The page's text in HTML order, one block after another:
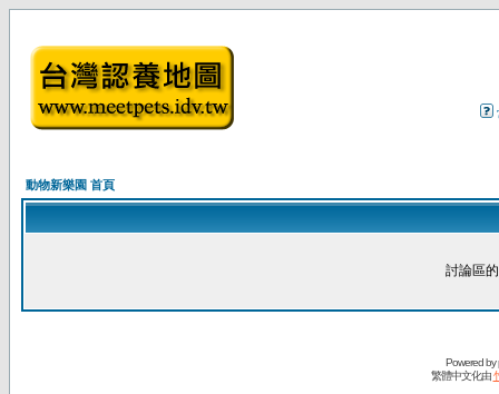
動物新樂園 首頁
討論區
Powered by
繁體中文化由